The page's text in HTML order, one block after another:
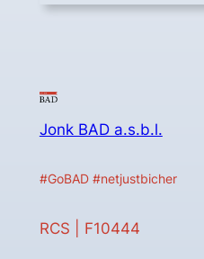
Jonk BAD a.s.b.l.
#GoBAD #netjustbicher
RCS | F10444